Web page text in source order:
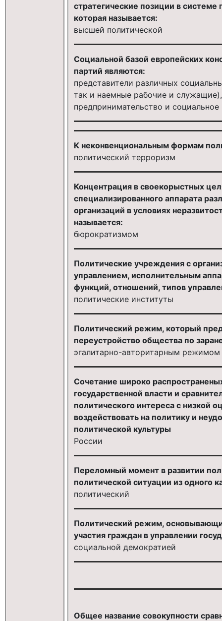
стратегические позиции в
которая называется:
высшей политической
Социальной базой европейских
партий являются:
представители различных
так и наемные рабочие и
предпринимательство и социальное
К неконвенциональным формам
политический терроризм
Концентрация в своекорыстных
специализированного аппарата
организаций в условиях
называется:
бюрократизмом
Политические учреждения с
управлением, исполнительным
функций, отношений, типов
политические институты
Политический режим, который
переустройство общества по
эгалитарно-авторитарным режимом
Сочетание широко
государственной власти и
политического интереса с низкой
воздействовать на политику и
политической культуры
России
Переломный момент в развитии
политической ситуации из одного
политический
Политический режим,
участия граждан в управлении
социальной демократией
Общее название совокупности